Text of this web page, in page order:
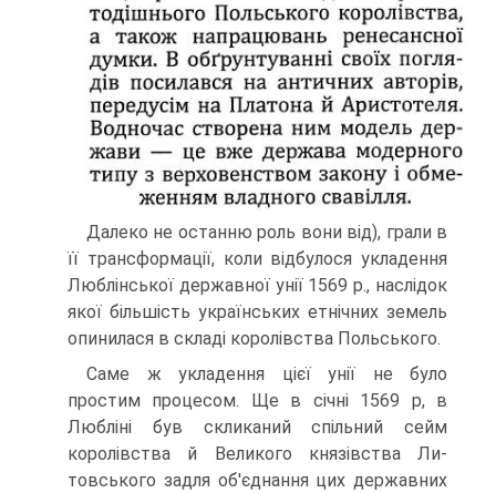
Далеко не останню роль вони від), грали в
її трансформації, коли відбулося укладення
Люблінської державної унії 1569 р., наслідок
якої більшість україн­ських етнічних земель
опинилася в скла­ді королівства Польського.
Саме ж укладення цієї унії не було
простим процесом. Ще в січні 1569 р, в
Любліні був скликаний спільний сейм
королівства й Великого князівства Ли­
товського задля об'єднання цих держав­них